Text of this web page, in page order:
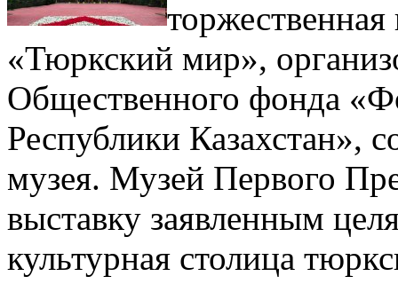
«Тюркский мир»,
Общественного фонда
Республики Казахстан»,
музея. Музей Первого
выставку заявленным
культурная столица